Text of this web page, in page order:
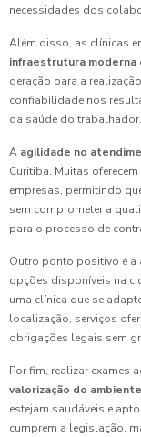
necessidades dos
Além disso, as clínicas
infraestrutura moderna
geração para a
confiabilidade nos
da saúde do trabalhador.
A agilidade no
Curitiba. Muitas
empresas, permitindo
sem comprometer a
para o processo de
Outro ponto positivo é a
opções disponíveis na
uma clínica que se
localização, serviços
obrigações legais sem
Por fim, realizar exames
valorização do
estejam saudáveis e
cumprem a legislação,